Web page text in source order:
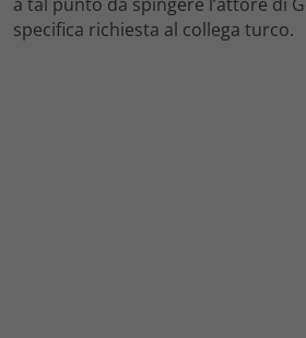
specifica richiesta al collega turco.